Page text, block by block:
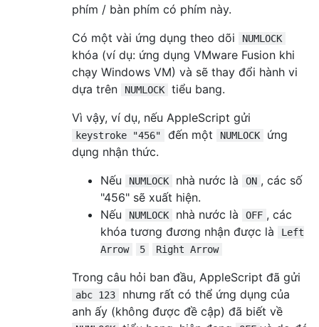
phím / bàn phím có phím này.
Có một vài ứng dụng theo dõi
NUMLOCK
khóa (ví dụ: ứng dụng VMware Fusion khi
chạy Windows VM) và sẽ thay đổi hành vi
dựa trên
NUMLOCK
tiểu bang.
Vì vậy, ví dụ, nếu AppleScript gửi
keystroke "456" đến một NUMLOCK
ứng
dụng nhận thức.
Nếu
NUMLOCK nhà nước là ON , các số
"456" sẽ xuất hiện.
Nếu
NUMLOCK nhà nước là OFF , các
khóa tương đương nhận được là
Left
Arrow
5 Right Arrow
Trong câu hỏi ban đầu, AppleScript đã gửi
abc 123
nhưng rất có thể ứng dụng của
anh ấy (không được đề cập) đã biết về